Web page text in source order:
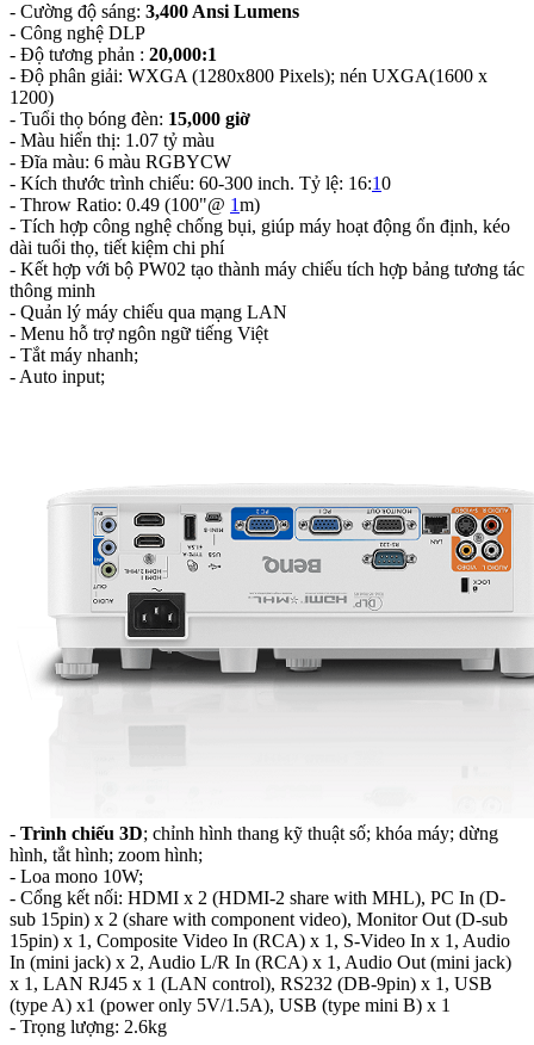
- Cường độ sáng: 3,400 Ansi Lumens
- Công nghệ DLP
- Độ tương phản : 20,000:1
- Độ phân giải: WXGA (1280x800 Pixels); nén UXGA(1600 x
1200)
- Tuổi thọ bóng đèn: 15,000 giờ
- Màu hiển thị: 1.07 tỷ màu
- Đĩa màu: 6 màu RGBYCW
- Kích thước trình chiếu: 60-300 inch. Tỷ lệ: 16:10
- Throw Ratio‎: 0.49 (100"@ 1m)‎
- Tích hợp công nghệ chống bụi, giúp máy hoạt động ổn định, kéo
dài tuổi thọ, tiết kiệm chi phí
- Kết hợp với bộ PW02 tạo thành máy chiếu tích hợp bảng tương tác
thông minh
- Quản lý máy chiếu qua mạng LAN
- Menu hỗ trợ ngôn ngữ tiếng Việt
- Tắt máy nhanh;
- Auto input;
- Trình chiếu 3D; chỉnh hình thang kỹ thuật số; khóa máy; dừng
hình, tắt hình; zoom hình;
- Loa mono 10W;
- Cổng kết nối: HDMI x 2 (HDMI-2 share with MHL), PC In (D-
sub 15pin) x 2 (share with component video), Monitor Out (D-sub
15pin) x 1, Composite Video In (RCA) x 1, S-Video In x 1, Audio
In (mini jack) x 2, Audio L/R In (RCA) x 1, Audio Out (mini jack)
x 1, LAN RJ45 x 1 (LAN control), RS232 (DB-9pin) x 1, USB
(type A) x1 (power only 5V/1.5A), USB (type mini B) x 1‎
- Trọng lượng: 2.6kg